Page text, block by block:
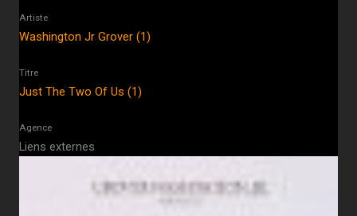
Artiste
Washington Jr Grover (1)
Titre
Just The Two Of Us (1)
Agence
Liens externes